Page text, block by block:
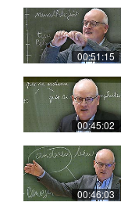
00:51:15
00:45:02
00:46:03